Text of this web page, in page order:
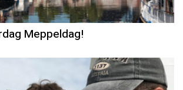
Meppeldag!